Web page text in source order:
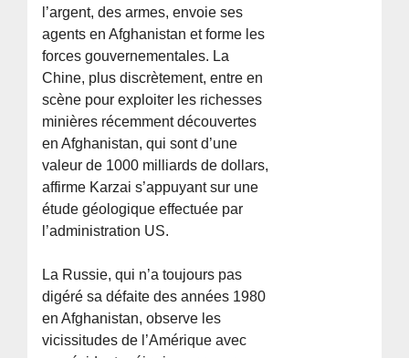
l’argent, des armes, envoie ses
agents en Afghanistan et forme les
forces gouvernementales. La
Chine, plus discrètement, entre en
scène pour exploiter les richesses
minières récemment découvertes
en Afghanistan, qui sont d’une
valeur de 1000 milliards de dollars,
affirme Karzai s’appuyant sur une
étude géologique effectuée par
l’administration US.
La Russie, qui n’a toujours pas
digéré sa défaite des années 1980
en Afghanistan, observe les
vicissitudes de l’Amérique avec